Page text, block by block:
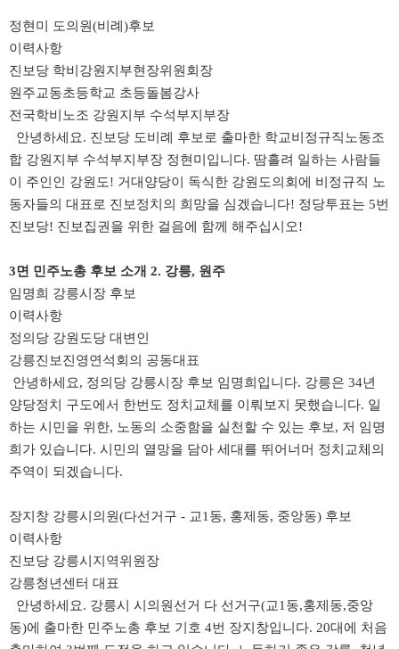
정현미 도의원(비례)후보
이력사항
진보당 학비강원지부현장위원회장
원주교동초등학교 초등돌봄강사
전국학비노조 강원지부 수석부지부장
안녕하세요. 진보당 도비례 후보로 출마한 학교비정규직노동조
합 강원지부 수석부지부장 정현미입니다. 땀흘려 일하는 사람들
이 주인인 강원도! 거대양당이 독식한 강원도의회에 비정규직 노
동자들의 대표로 진보정치의 희망을 심겠습니다! 정당투표는 5번
진보당! 진보집권을 위한 걸음에 함께 해주십시오!
3면 민주노총 후보 소개 2. 강릉, 원주
​임명희 강릉시장 후보
이력사항
정의당 강원도당 대변인
강릉진보진영연석회의 공동대표
안녕하세요, 정의당 강릉시장 후보 임명희입니다. 강릉은 34년
양당정치 구도에서 한번도 정치교체를 이뤄보지 못했습니다. 일
하는 시민을 위한, 노동의 소중함을 실천할 수 있는 후보, 저 임명
희가 있습니다. 시민의 열망을 담아 세대를 뛰어너머 정치교체의
주역이 되겠습니다.
장지창 강릉시의원(다선거구 - 교1동, 홍제동, 중앙동) 후보
이력사항
진보당 강릉시지역위원장
강릉청년센터 대표
안녕하세요. 강릉시 시의원선거 다 선거구(교1동,홍제동,중앙
동)에 출마한 민주노총 후보 기호 4번 장지창입니다. 20대에 처음